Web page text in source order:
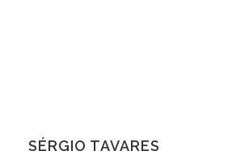
SÉRGIO TAVARES